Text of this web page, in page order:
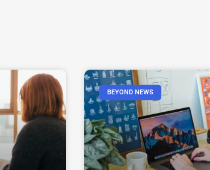
BEYOND NEWS